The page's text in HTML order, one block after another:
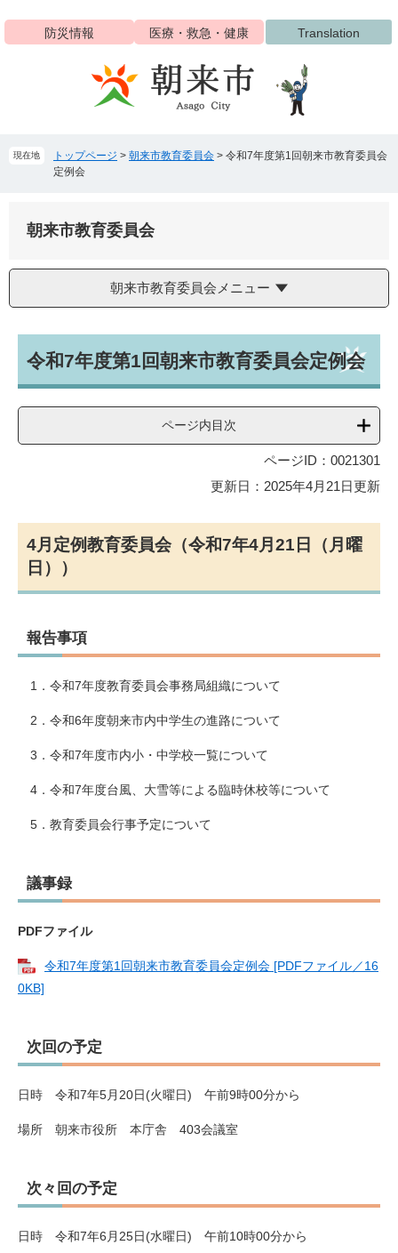
ジ
ュ
防災情報 医療・救急・健康 Translation
現在地 トップページ > 朝来市教育委員会 > 令和7年度第1回朝来市教育委員会
定例会
朝来市教育委員会
朝来市教育委員会メニュー
文令和7年度第1回朝来市教育委員会定例会
ページ内目次
ページID：0021301
更新日：2025年4月21日更新
4月定例教育委員会（令和7年4月21日（月曜
日））
報告事項
1．令和7年度教育委員会事務局組織について
2．令和6年度朝来市内中学生の進路について
3．令和7年度市内小・中学校一覧について
4．令和7年度台風、大雪等による臨時休校等について
5．教育委員会行事予定について
議事録
PDFファイル
令和7年度第1回朝来市教育委員会定例会 [PDFファイル／16
0KB]
次回の予定
日時 令和7年5月20日(火曜日) 午前9時00分から
場所 朝来市役所 本庁舎 403会議室
次々回の予定
日時 令和7年6月25日(水曜日) 午前10時00分から